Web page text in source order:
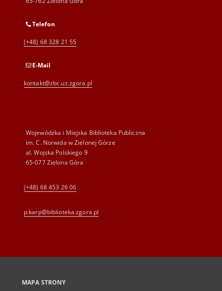
Telefon
(+48) 68 328 21 55
E-Mail
kontakt@zbc.uz.zgora.pl
Wojewódzka i Miejska Biblioteka Publiczna
im. C. Norwida w Zielonej Górze
al. Wojska Polskiego 9
65-077 Zielona Góra
(+48) 68 453 26 06
p.karp@biblioteka.zgora.pl
MAPA STRONY